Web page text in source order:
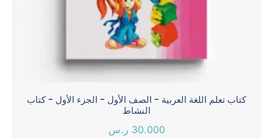
كتاب تعلم اللغة العربية - الصف الأول - الجزء الأول - كتاب
النشاط
30.000 ر.س